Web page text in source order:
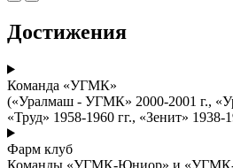
Достижения
Команда «УГМК»
(«Уралмаш - УГМК» 2000-2001 г.,
«Труд» 1958-1960 гг., «Зенит» 1938-
Фарм клуб
Команды «УГМК-Юниор» и